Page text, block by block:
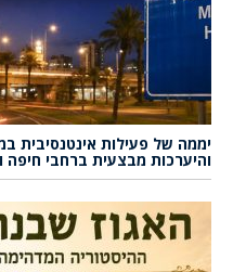
יממה של פעילות אינטנסיבית
והיערכות מבצעית ברחבי חיפה